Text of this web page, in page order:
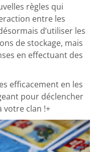
règles qui
entre les
d’utiliser les
de stockage, mais
en effectuant des
efficacement en les
pour déclencher
votre clan !+